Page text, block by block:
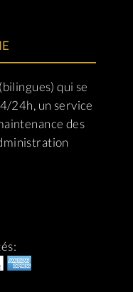
qui se
24h, un service
des